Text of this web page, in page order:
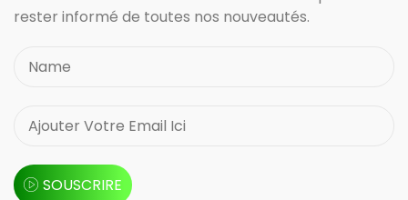
rester informé de toutes nos nouveautés.
SOUSCRIRE